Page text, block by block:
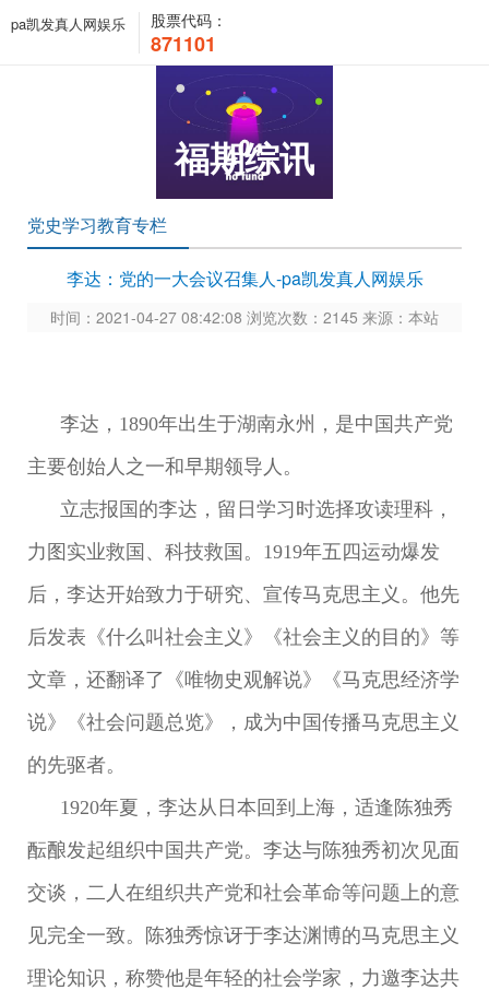
pa凯发真人网娱乐 股票代码：
871101
福期综讯
党史学习教育专栏
李达：党的一大会议召集人-pa凯发真人网娱乐
时间：2021-04-27 08:42:08 浏览次数：2145 来源：本站
李达，1890年出生于湖南永州，是中国共产党
主要创始人之一和早期领导人。
立志报国的李达，留日学习时选择攻读理科，
力图实业救国、科技救国。1919年五四运动爆发
后，李达开始致力于研究、宣传马克思主义。他先
后发表《什么叫社会主义》《社会主义的目的》等
文章，还翻译了《唯物史观解说》《马克思经济学
说》《社会问题总览》，成为中国传播马克思主义
的先驱者。
1920年夏，李达从日本回到上海，适逢陈独秀
酝酿发起组织中国共产党。李达与陈独秀初次见面
交谈，二人在组织共产党和社会革命等问题上的意
见完全一致。陈独秀惊讶于李达渊博的马克思主义
理论知识，称赞他是年轻的社会学家，力邀李达共